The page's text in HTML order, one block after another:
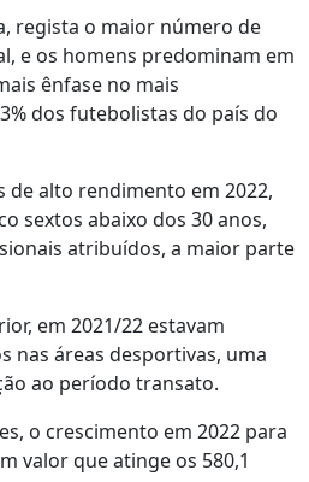
regista o maior número de
e os homens predominam em
ênfase no mais
dos futebolistas do país do
de alto rendimento em 2022,
sextos abaixo dos 30 anos,
atribuídos, a maior parte
em 2021/22 estavam
nas áreas desportivas, uma
ao período transato.
o crescimento em 2022 para
valor que atinge os 580,1